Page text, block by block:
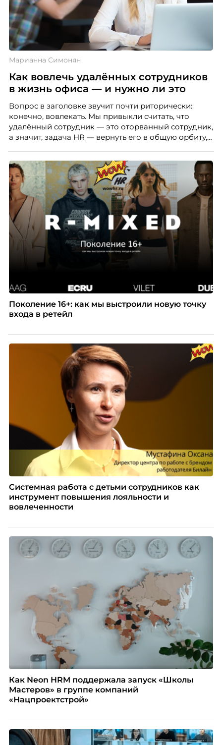
Марианна Симонян
Как вовлечь удалённых сотрудников
в жизнь офиса — и нужно ли это
Вопрос в заголовке звучит почти риторически:
конечно, вовлекать. Мы привыкли считать, что
удалённый сотрудник — это оторванный сотрудник,
а значит, задача HR — вернуть его в общую орбиту,
вовлечения, стоит остановиться на неудобном
факте: данные говорят ровно обратное тому, что
подсказывает интуиция. Автор свежего выпуска
Марианна Симонян — HR Tech лидер, эксперт по
People Analytics, приглашённый лектор НИУ ВШЭ и
МИФИ, автор книги «Дао женской карьеры».
Поколение 16+: как мы выстроили новую точку
входа в ретейл
Системная работа с детьми сотрудников как
инструмент повышения лояльности и
вовлеченности
Как Neon HRM поддержала запуск «Школы
Мастеров» в группе компаний
«Нацпроектстрой»